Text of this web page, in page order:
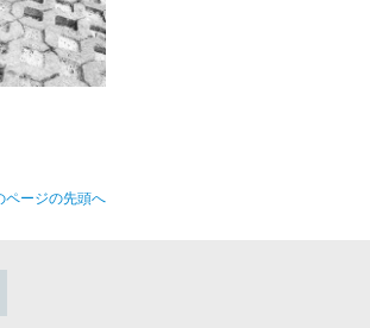
ページの先頭へ